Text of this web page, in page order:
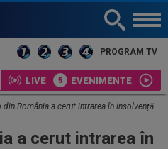
PROGRAM TV
LIVE EVENIMENTE
a cerut intrarea în insolvență: datorii de 13.000.000 de lei
a cerut intrarea în